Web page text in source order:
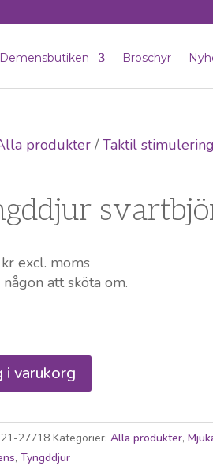
Demensbutiken Broschyr
produkter /Taktil stimulering
kr excl. moms
att sköta om.
i varukorg
21-27718 Kategorier:Alla produkter,
,Tyngddjur